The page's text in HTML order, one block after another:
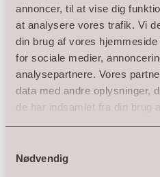
annoncer, til at vise dig
at analysere vores trafik. Vi
din brug af vores
for sociale medier,
analysepartnere. Vores
data med andre oplysninger,
de har indsamlet fra din brug
Nødvendig
Den maritime stemning fik